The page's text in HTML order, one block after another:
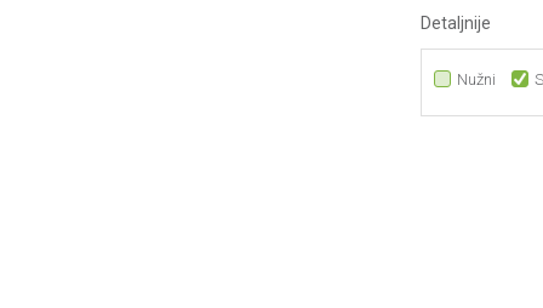
Kontakt
Detaljnije
Nužni